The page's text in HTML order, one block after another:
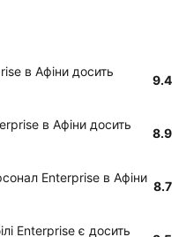
в Афіни досить
9.4
в Афіни досить
8.9
Enterprise в Афіни
8.7
Enterprise є досить